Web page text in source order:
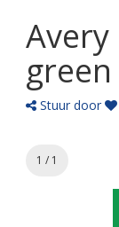
Avery
Stuur door
1 / 1